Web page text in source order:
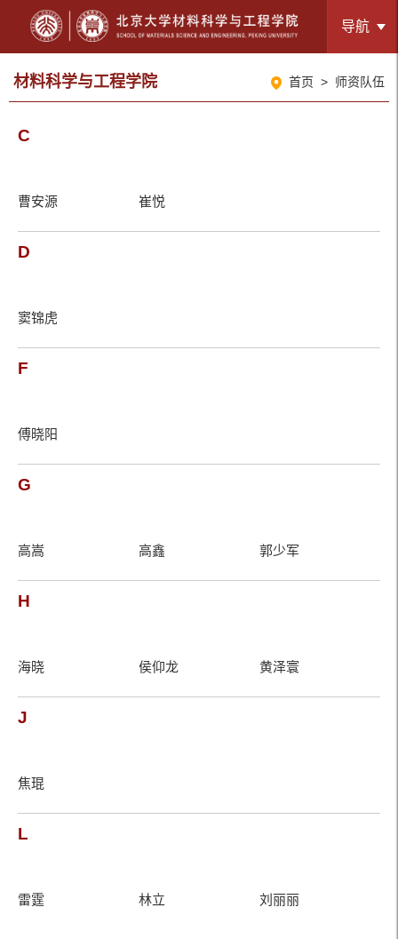
导航
材料科学与工程学院 首页 > 师资队伍
C
曹安源 崔悦
D
窦锦虎
F
傅晓阳
G
高嵩 高鑫 郭少军
H
海晓 侯仰龙 黄泽寰
J
焦琨
L
雷霆 林立 刘丽丽